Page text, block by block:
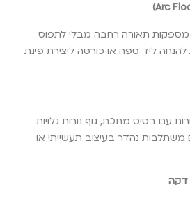
מספקות תאורה רחבה מבלי לתפוס
ליד ספה או כורסה ליצירת פינת
עם בסיס מתכת, גוף נורות גלויות
משתלבות נהדר בעיצוב תעשייתי או
דקה